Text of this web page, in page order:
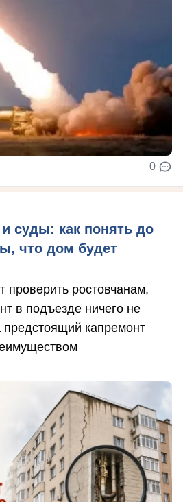
0
суды: как понять до
что дом будет
проверить ростовчанам,
в подъезде ничего не
предстоящий капремонт